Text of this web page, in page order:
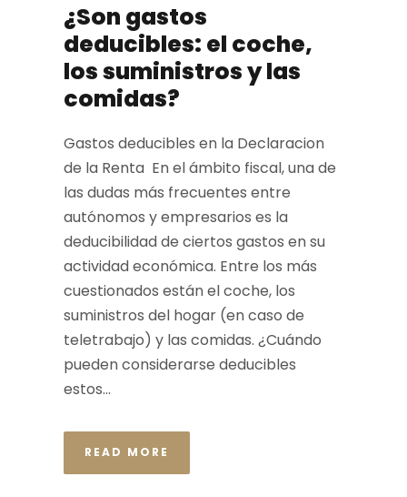
¿Son gastos
deducibles: el coche,
los suministros y las
comidas?
Gastos deducibles en la Declaracion
de la Renta En el ámbito fiscal, una de
las dudas más frecuentes entre
autónomos y empresarios es la
deducibilidad de ciertos gastos en su
actividad económica. Entre los más
cuestionados están el coche, los
suministros del hogar (en caso de
teletrabajo) y las comidas. ¿Cuándo
pueden considerarse deducibles
estos...
READ MORE